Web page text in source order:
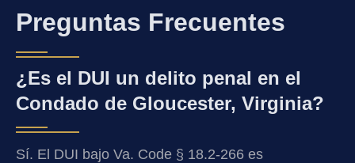
Preguntas Frecuentes
¿Es el DUI un delito penal en el
Condado de Gloucester, Virginia?
Sí. El DUI bajo Va. Code § 18.2-266 es